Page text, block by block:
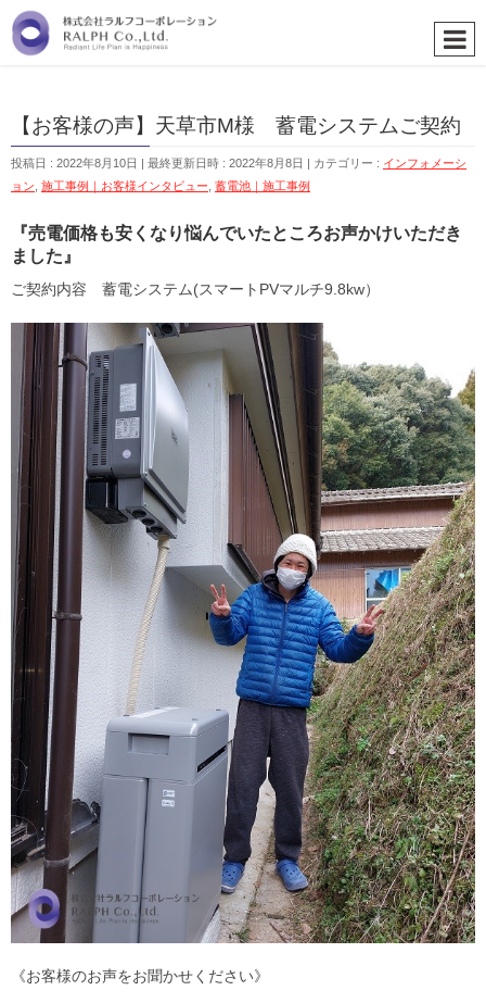
【お客様の声】天草市M様 蓄電システムご契約
投稿日 : 2022年8月10日 最終更新日時 : 2022年8月8日 カテゴリー : インフォメーシ
ョン 施工事例｜お客様インタビュー 蓄電池｜施工事例
『売電価格も安くなり悩んでいたところお声かけいただき
ました』
ご契約内容 蓄電システム(スマートPVマルチ9.8kw）
《お客様のお声をお聞かせください》